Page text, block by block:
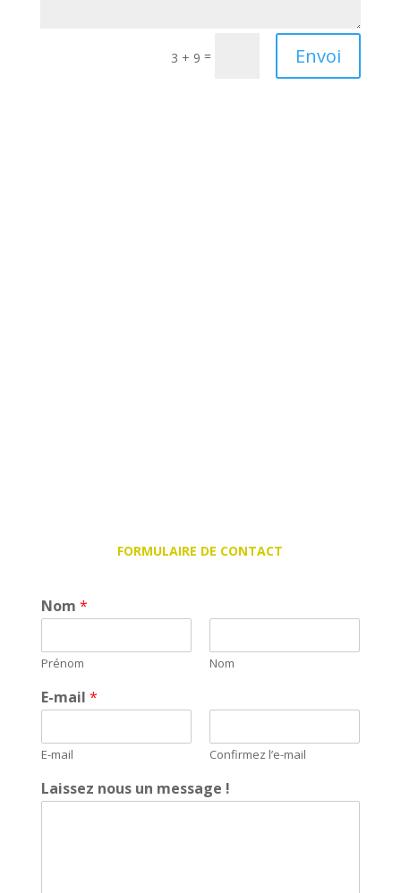
3 + 9 = Envoi
FORMULAIRE DE CONTACT
Nom *
Prénom Nom
E-mail *
E-mail Confirmez l’e-mail
Laissez nous un message !